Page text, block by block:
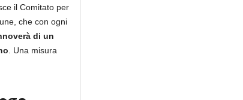
il Comitato per
che con ogni
di un
. Una misura